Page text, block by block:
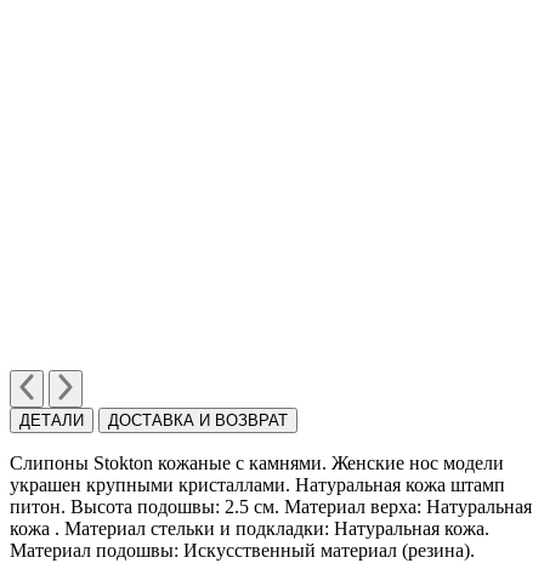
ДЕТАЛИ ДОСТАВКА И ВОЗВРАТ
Cлипоны Stokton кожаные с камнями. Женские нос модели
украшен крупными кристаллами. Натуральная кожа штамп
питон. Высота подошвы: 2.5 cм. Материал верха: Натуральная
кожа . Материал стельки и подкладки: Натуральная кожа.
Материал подошвы: Искусственный материал (резина).